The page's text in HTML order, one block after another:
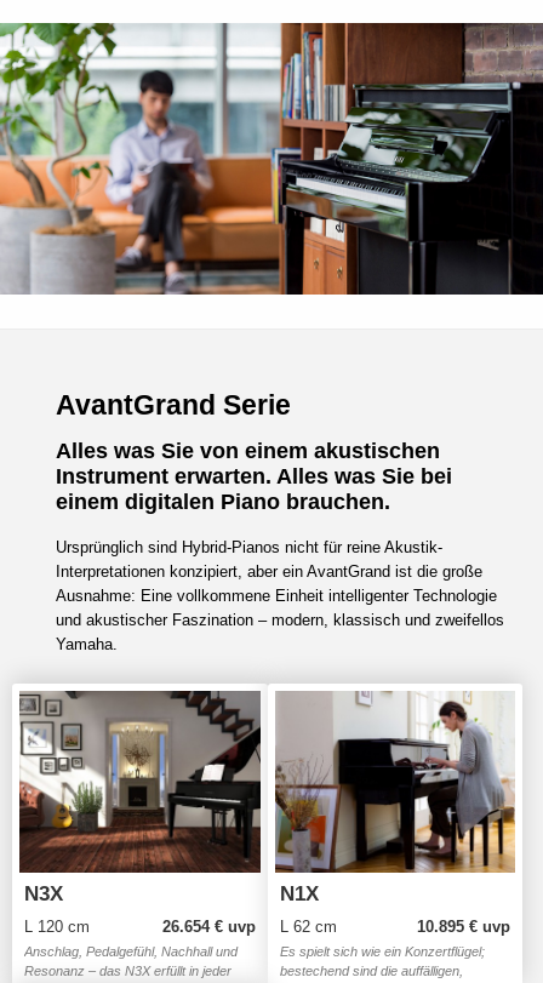
AvantGrand Serie
Alles was Sie von einem akustischen
Instrument erwarten. Alles was Sie bei
einem digitalen Piano brauchen.
Ursprünglich sind Hybrid-Pianos nicht für reine Akustik-
Interpretationen konzipiert, aber ein AvantGrand ist die große
Ausnahme: Eine vollkommene Einheit intelligenter Technologie
und akustischer Faszination – modern, klassisch und zweifellos
Yamaha.
N3X
L 120 cm 26.654 € uvp
Anschlag, Pedalgefühl, Nachhall und
Resonanz – das N3X erfüllt in jeder
N1X
L 62 cm 10.895 € uvp
Es spielt sich wie ein Konzertflügel;
bestechend sind die auffälligen,